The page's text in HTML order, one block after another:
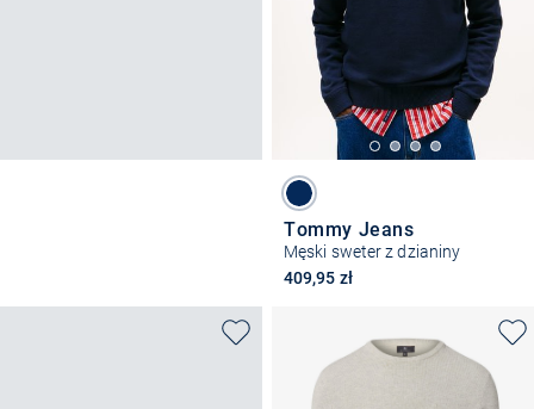
Tommy Jeans
Męski sweter z dzianiny
409,95 zł